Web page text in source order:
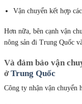
Vận chuyển kết hợp
Hơn nữa, bên cạnh vận
nông sản đi Trung Quốc
Và đảm bảo vận
ởTrung Quốc
Công ty nhận vận chuyển